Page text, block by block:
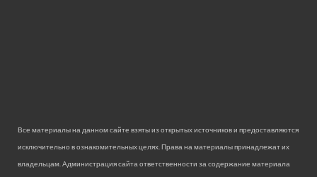
Все материалы на данном сайте взяты из открытых источников и предоставляются
исключительно в ознакомительных целях. Права на материалы принадлежат их
владельцам. Администрация сайта ответственности за содержание материала